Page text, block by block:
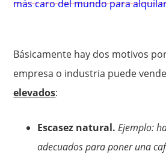
más caro del mundo para
Básicamente hay dos motivos
empresa o industria puede
elevados:
Escasez natural. Ejemplo:
adecuados para poner una